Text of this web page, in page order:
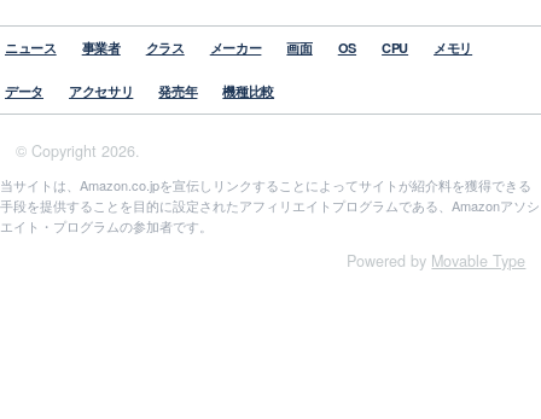
ニュース 事業者 クラス メーカー 画面 OS CPU メモリ
データ アクセサリ 発売年 機種比較
© Copyright 2026.
当サイトは、Amazon.co.jpを宣伝しリンクすることによってサイトが紹介料を獲得できる
手段を提供することを目的に設定されたアフィリエイトプログラムである、Amazonアソシ
エイト・プログラムの参加者です。
Powered by Movable Type